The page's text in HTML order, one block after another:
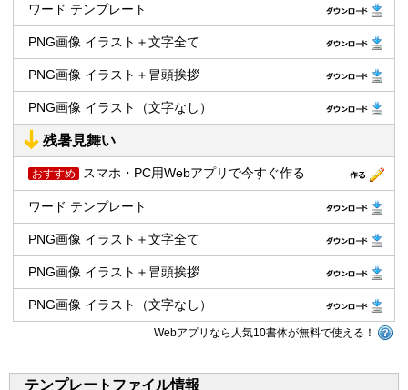
ワード テンプレート
PNG画像 イラスト＋文字全て
PNG画像 イラスト＋冒頭挨拶
PNG画像 イラスト（文字なし）
残暑見舞い
おすすめ スマホ・PC用Webアプリで今すぐ作る
ワード テンプレート
PNG画像 イラスト＋文字全て
PNG画像 イラスト＋冒頭挨拶
PNG画像 イラスト（文字なし）
Webアプリなら人気10書体が無料で使える！
テンプレートファイル情報